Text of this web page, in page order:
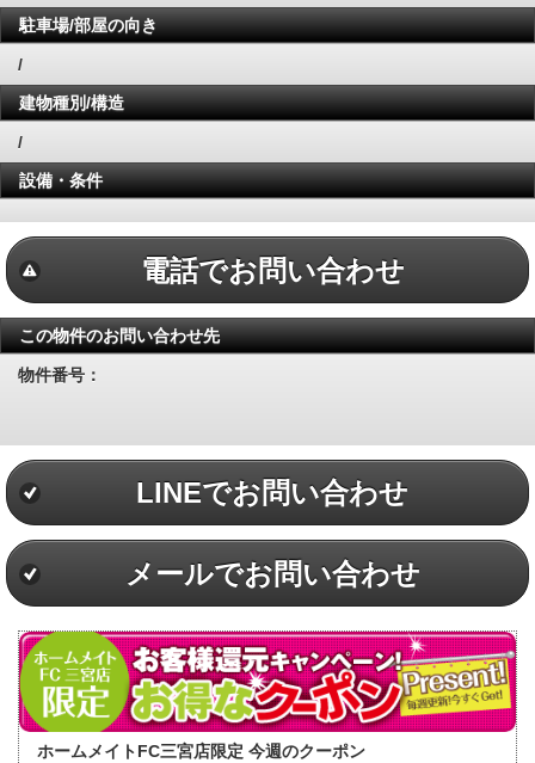
駐車場/部屋の向き
/
建物種別/構造
/
設備・条件
電話でお問い合わせ
この物件のお問い合わせ先
物件番号：
LINEでお問い合わせ
メールでお問い合わせ
ホームメイトFC三宮店限定 今週のクーポン